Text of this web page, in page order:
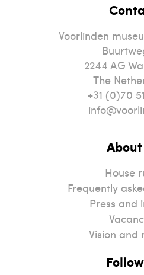
Voorlinden
2244 AG
The
+31 (0)70
House
Frequently
Press and
Vision and